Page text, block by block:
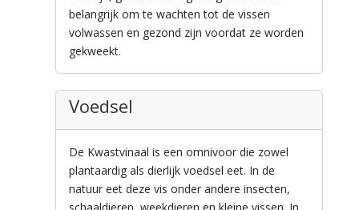
belangrijk om te wachten tot de vissen
volwassen en gezond zijn voordat ze worden
gekweekt.
Voedsel
De Kwastvinaal is een omnivoor die zowel
plantaardig als dierlijk voedsel eet. In de
natuur eet deze vis onder andere insecten,